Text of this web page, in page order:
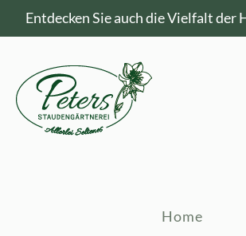
Entdecken Sie auch die Vielfalt der
Home